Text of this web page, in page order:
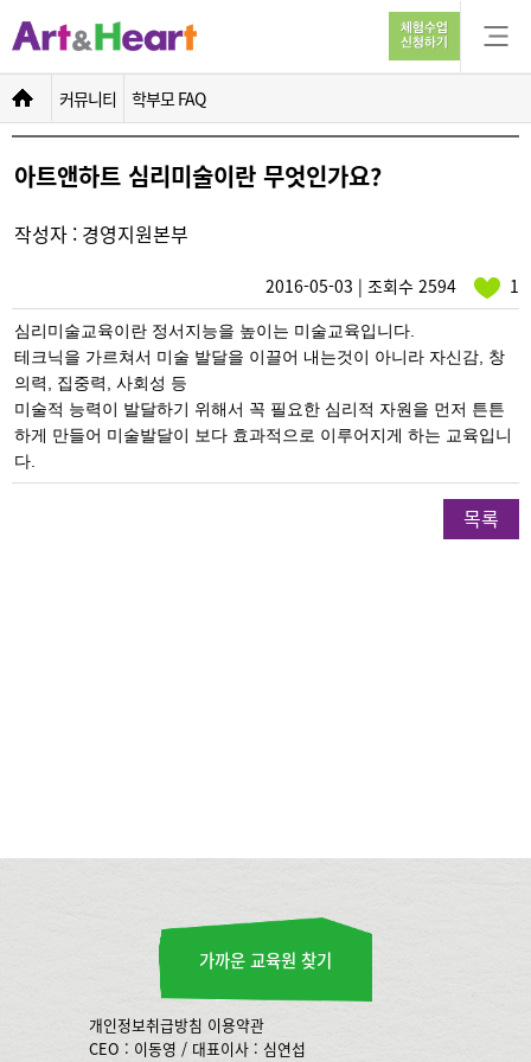
아트앤하트 심리미술이란 무엇인가요?
커뮤니티 학부모 FAQ
아트앤하트 심리미술이란 무엇인가요?
작성자 : 경영지원본부
2016-05-03 | 조회수 2594 1
심리미술교육이란 정서지능을 높이는 미술교육입니다.
테크닉을 가르쳐서 미술 발달을 이끌어 내는것이 아니라 자신감, 창
의력, 집중력, 사회성 등
미술적 능력이 발달하기 위해서 꼭 필요한 심리적 자원을 먼저 튼튼
하게 만들어 미술발달이 보다 효과적으로 이루어지게 하는 교육입니
다.
목록
개인정보취급방침 이용약관
CEO : 이동영 / 대표이사 : 심연섭
가까운 교육원 찾기